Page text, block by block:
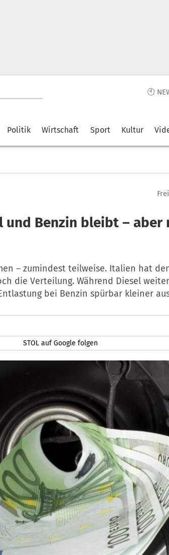
🕙
Politik Wirtschaft Sport Kultur
und Benzin bleibt – aber
– zumindest teilweise. Italien hat
die Verteilung. Während Diesel
bei Benzin spürbar kleiner
STOL auf Google folgen